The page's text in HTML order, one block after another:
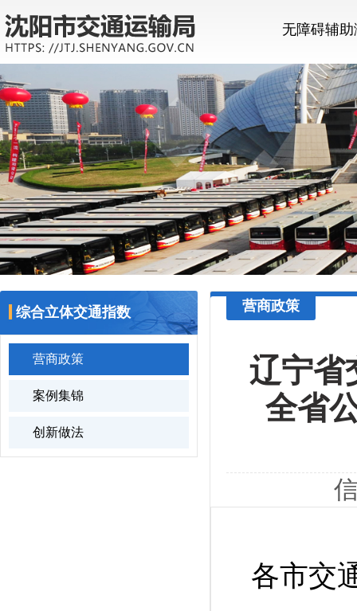
无障碍辅
综合立体交通指数
营商政策
案例集锦
创新做法
营商政策
辽宁省
全省
各市交